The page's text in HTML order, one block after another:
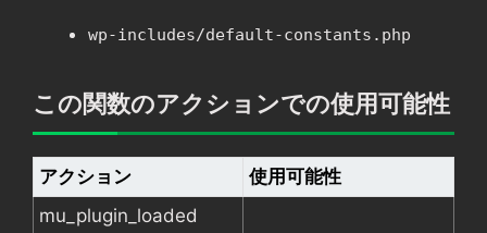
wp-includes/default-constants.php
この関数のアクションでの使用可能性
アクション
使用可能性
mu_plugin_loaded